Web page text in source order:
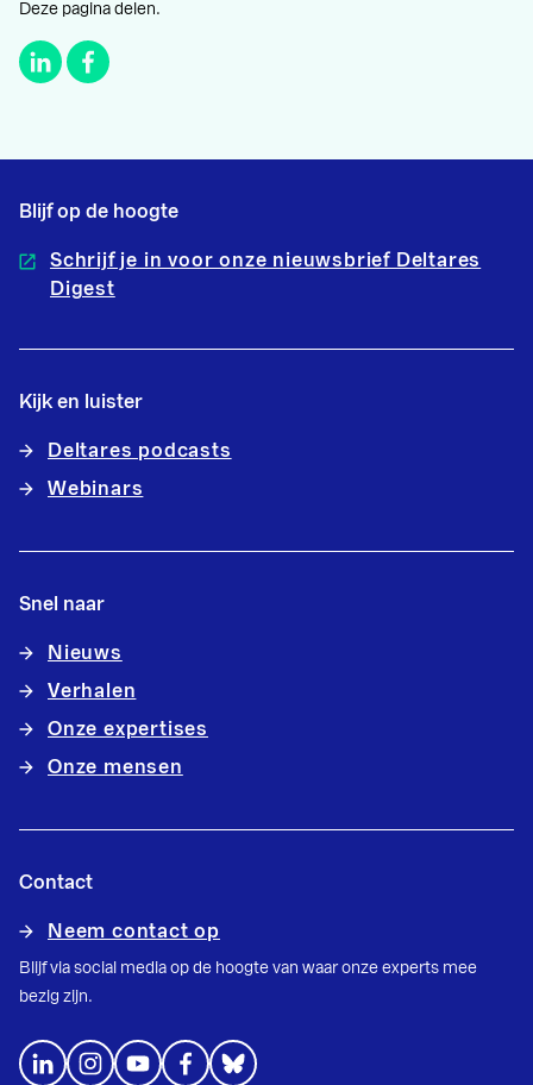
Deze pagina delen.
Blijf op de hoogte
Schrijf je in voor onze nieuwsbrief Deltares
Digest
Kijk en luister
Deltares podcasts
Webinars
Snel naar
Nieuws
Verhalen
Onze expertises
Onze mensen
Contact
Neem contact op
Blijf via social media op de hoogte van waar onze experts mee
bezig zijn.